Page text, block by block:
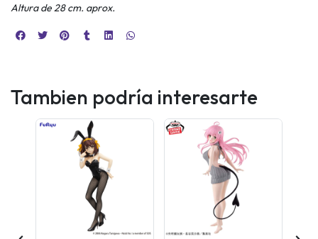
Altura de 28 cm. aprox.
Tambien podría interesarte